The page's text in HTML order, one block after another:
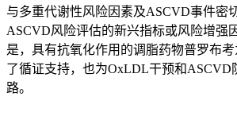
与多重代谢性风险因素及ASCVD事件密
ASCVD风险评估的新兴指标或风险增强
是，具有抗氧化作用的调脂药物普罗布
了循证支持，也为OxLDL干预和ASCVD
路。